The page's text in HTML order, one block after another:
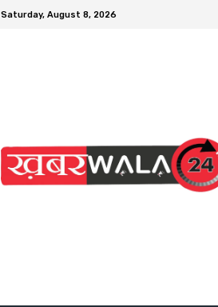
Saturday, August 8, 2026